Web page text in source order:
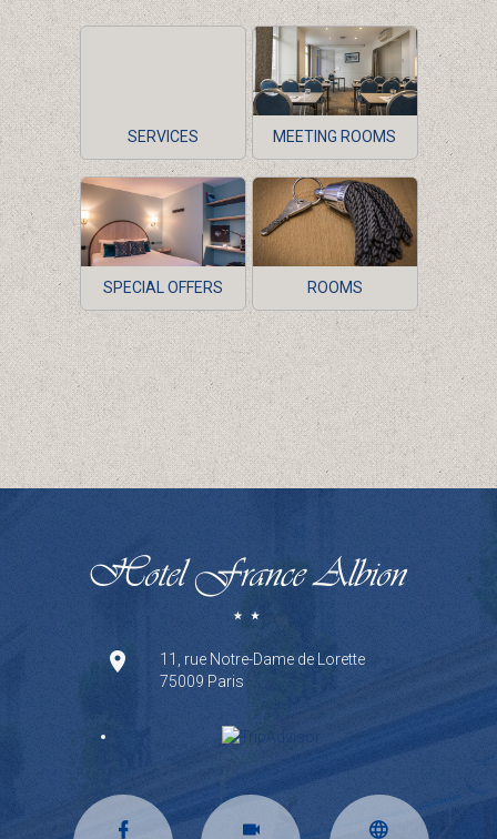
SERVICES MEETING ROOMS
SPECIAL OFFERS ROOMS
11, rue Notre-Dame de Lorette
75009 Paris